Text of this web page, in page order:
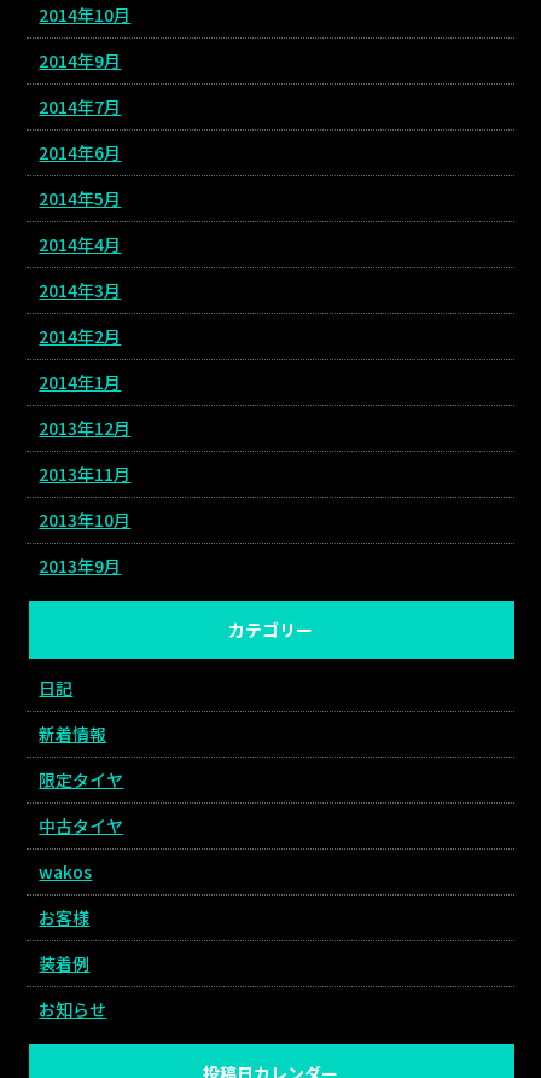
2014年10月
2014年9月
2014年7月
2014年6月
2014年5月
2014年4月
2014年3月
2014年2月
2014年1月
2013年12月
2013年11月
2013年10月
2013年9月
カテゴリー
日記
新着情報
限定タイヤ
中古タイヤ
wakos
お客様
装着例
お知らせ
投稿日カレンダー